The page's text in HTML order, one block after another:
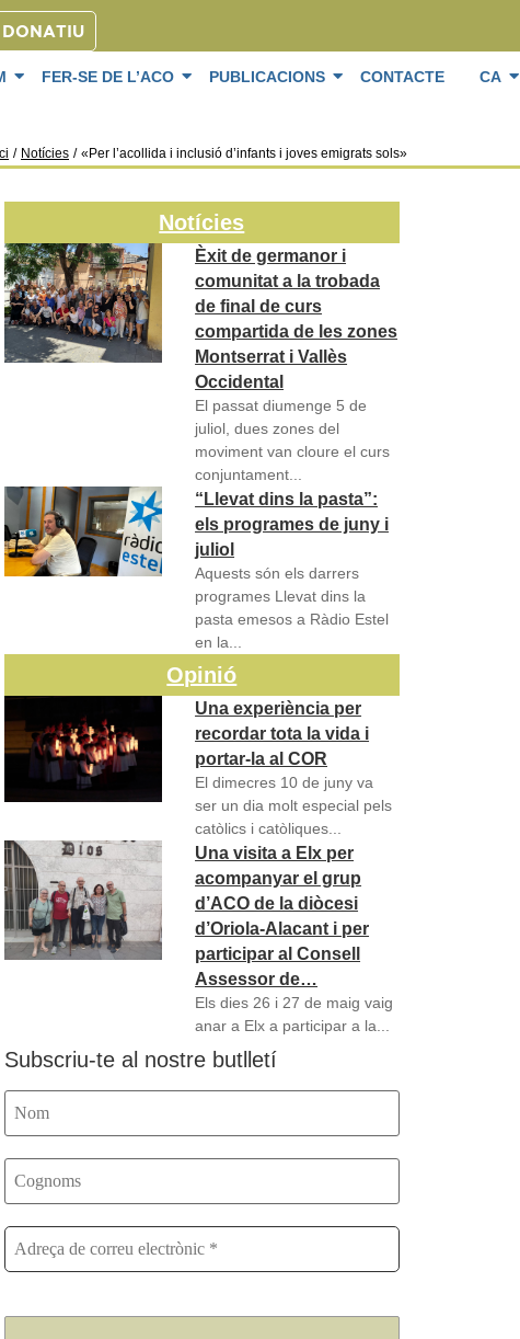
FER-SE DE L’ACO PUBLICACIONS CONTACTE CA
/ Notícies / «Per l’acollida i inclusió d’infants i joves emigrats sols»
Notícies
Èxit de germanor i
comunitat a la trobada
de final de curs
compartida de les zones
Montserrat i Vallès
Occidental
El passat diumenge 5 de
juliol, dues zones del
moviment van cloure el curs
conjuntament...
“Llevat dins la pasta”:
els programes de juny i
juliol
Aquests són els darrers
programes Llevat dins la
pasta emesos a Ràdio Estel
en la...
Opinió
Una experiència per
recordar tota la vida i
portar-la al COR
El dimecres 10 de juny va
ser un dia molt especial pels
catòlics i catòliques...
Una visita a Elx per
acompanyar el grup
d’ACO de la diòcesi
d’Oriola-Alacant i per
participar al Consell
Assessor de…
Els dies 26 i 27 de maig vaig
anar a Elx a participar a la...
Subscriu-te al nostre butlletí